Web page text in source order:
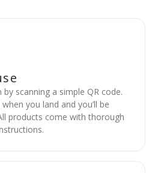
scanning a simple QR code.
you land and you’ll be
products come with thorough